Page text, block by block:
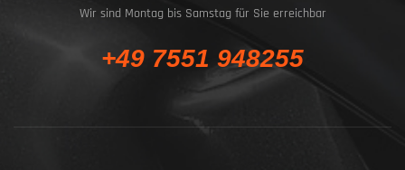
Wir sind Montag bis Samstag für Sie erreichbar
+49 7551 948255